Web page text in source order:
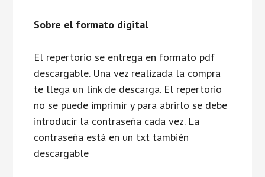
Sobre el formato digital
El repertorio se entrega en formato pdf
descargable. Una vez realizada la compra
te llega un link de descarga. El repertorio
no se puede imprimir y para abrirlo se debe
introducir la contraseña cada vez. La
contraseña está en un txt también
descargable